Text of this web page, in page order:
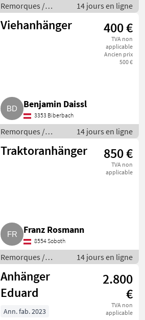
Remorques /
Remorques de
voitures
14 jours en ligne
Viehanhänger 400 €
TVA non
applicable
Ancien prix
500 €
Benjamin Daissl
3353 Biberbach
Remorques /
Remorques de
voitures
14 jours en ligne
Traktoranhänger 850 €
TVA non
applicable
Franz Rosmann
8554 Soboth
Remorques /
Remorques de
voitures
14 jours en ligne
Anhänger
Eduard
2.800
€
TVA non
applicable
Ann. fab. 2023